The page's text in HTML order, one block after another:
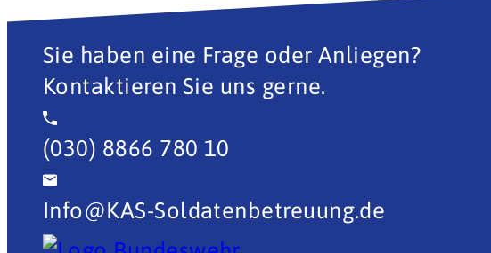
Sie haben eine Frage oder Anliegen?
Kontaktieren Sie uns gerne.
(030) 8866 780 10
Info@KAS-Soldatenbetreuung.de